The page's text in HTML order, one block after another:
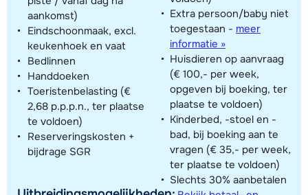
aankomst)
Eindschoonmaak, excl.
keukenhoek en vaat
Bedlinnen
Handdoeken
Toeristenbelasting (€
2,68 p.p.p.n., ter plaatse
te voldoen)
Reserveringskosten +
bijdrage SGR
Extra persoon/baby niet
toegestaan - meer
informatie »
Huisdieren op aanvraag
(€ 100,- per week,
opgeven bij boeking, ter
plaatse te voldoen)
Kinderbed, -stoel en -
bad, bij boeking aan te
vragen (€ 35,- per week,
ter plaatse te voldoen)
Slechts 30% aanbetalen